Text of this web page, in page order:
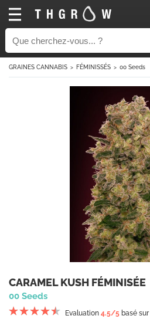
GRAINES CANNABIS FÉMINISSÉS 00 Seeds
CARAMEL KUSH FÉMINISÉE
00 Seeds
Evaluation 4.5/5 basé sur